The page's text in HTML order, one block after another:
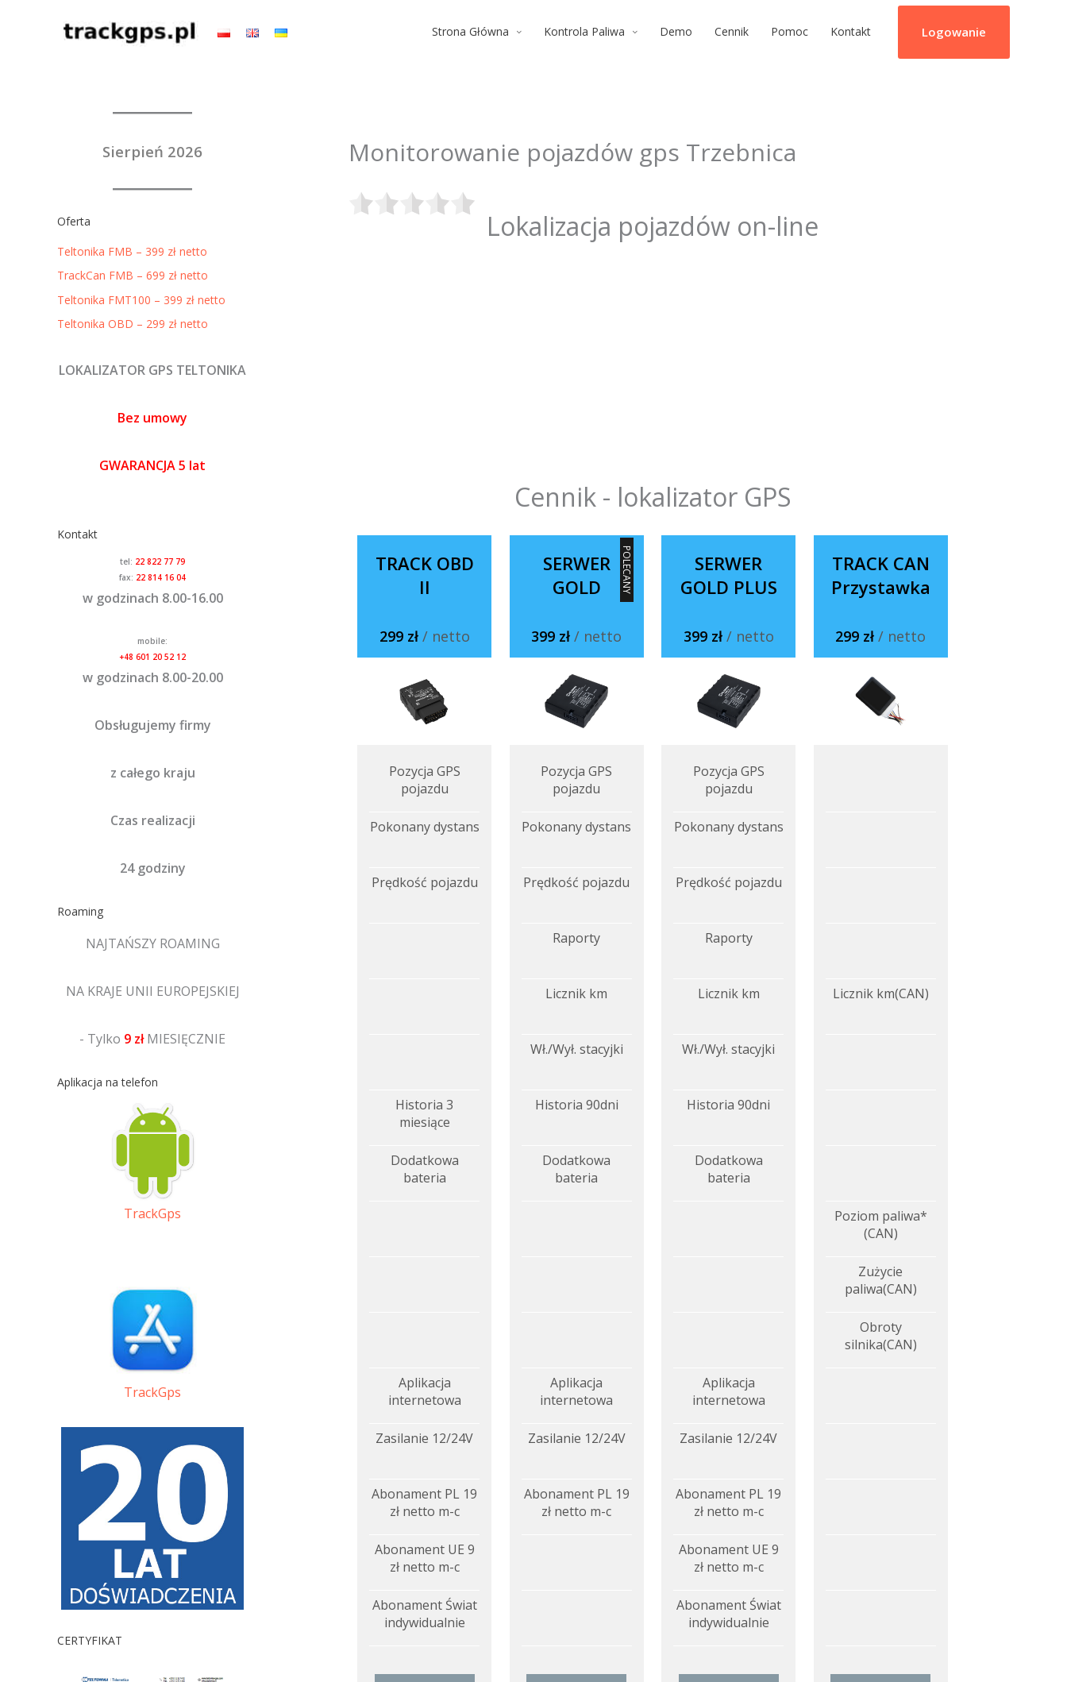
Strona Główna Kontrola Paliwa Demo Cennik Pomoc Kontakt Logowanie
Sierpień 2026
Oferta
Teltonika FMB – 399 zł netto
TrackCan FMB – 699 zł netto
Teltonika FMT100 – 399 zł netto
Teltonika OBD – 299 zł netto
LOKALIZATOR GPS TELTONIKA
Bez umowy
GWARANCJA 5 lat
Kontakt
tel: 22 822 77 79
fax: 22 814 16 04
w godzinach 8.00-16.00
mobile:
+48 601 20 52 12
w godzinach 8.00-20.00
Obsługujemy firmy
z całego kraju
Czas realizacji
24 godziny
Roaming
NAJTAŃSZY ROAMING
NA KRAJE UNII EUROPEJSKIEJ
- Tylko 9 złMIESIĘCZNIE
Aplikacja na telefon
TrackGps
TrackGps
CERTYFIKAT
Monitorowanie pojazdów gps Trzebnica
Lokalizacja pojazdów on-line
Cennik - lokalizator GPS
TRACK OBD
II
299 zł / netto
Pozycja GPS
pojazdu
Pokonany dystans
Prędkość pojazdu
Historia 3
miesiące
Dodatkowa
bateria
Aplikacja
internetowa
Zasilanie 12/24V
Abonament PL 19
zł netto m-c
Abonament UE 9
zł netto m-c
Abonament Świat
indywidualnie
POLECANY
SERWER
GOLD
399 zł/ netto
Pozycja GPS
pojazdu
Pokonany dystans
Prędkość pojazdu
Raporty
Licznik km
Wł./Wył. stacyjki
Historia 90dni
Dodatkowa
bateria
Aplikacja
internetowa
Zasilanie 12/24V
Abonament PL 19
zł netto m-c
SERWER
GOLD PLUS
399 zł / netto
Pozycja GPS
pojazdu
Pokonany dystans
Prędkość pojazdu
Raporty
Licznik km
Wł./Wył. stacyjki
Historia 90dni
Dodatkowa
bateria
Aplikacja
internetowa
Zasilanie 12/24V
Abonament PL 19
zł netto m-c
Abonament UE 9
zł netto m-c
Abonament Świat
indywidualnie
TRACK CAN
Przystawka
299 zł/ netto
Licznik km(CAN)
Poziom paliwa*
(CAN)
Zużycie
paliwa(CAN)
Obroty
silnika(CAN)